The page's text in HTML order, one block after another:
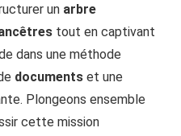
un arbre
tout en captivant
dans une méthode
documents et une
Plongeons ensemble
cette mission